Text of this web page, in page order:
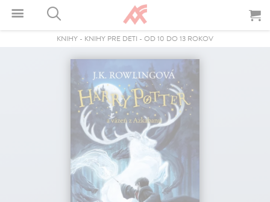
KNIHY - KNIHY PRE DETI - OD 10 DO 13 ROKOV